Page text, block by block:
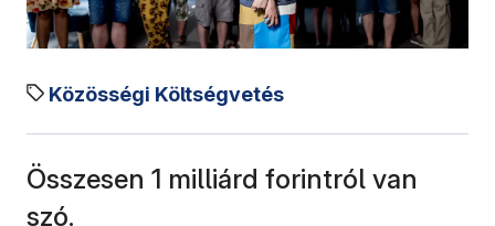
Közösségi Költségvetés
Összesen 1 milliárd forintról van
szó.